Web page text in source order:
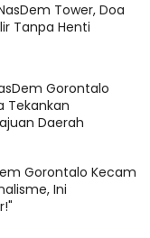
Tower, Doa
Tanpa Henti
Gorontalo
Tekankan
Daerah
Gorontalo Kecam
Ini